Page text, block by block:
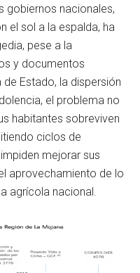
gobiernos nacionales,
el sol a la espalda, ha
pese a la
y documentos
Estado, la dispersión
el problema no
habitantes sobreviven
ciclos de
mejorar sus
aprovechamiento de lo
agrícola nacional.